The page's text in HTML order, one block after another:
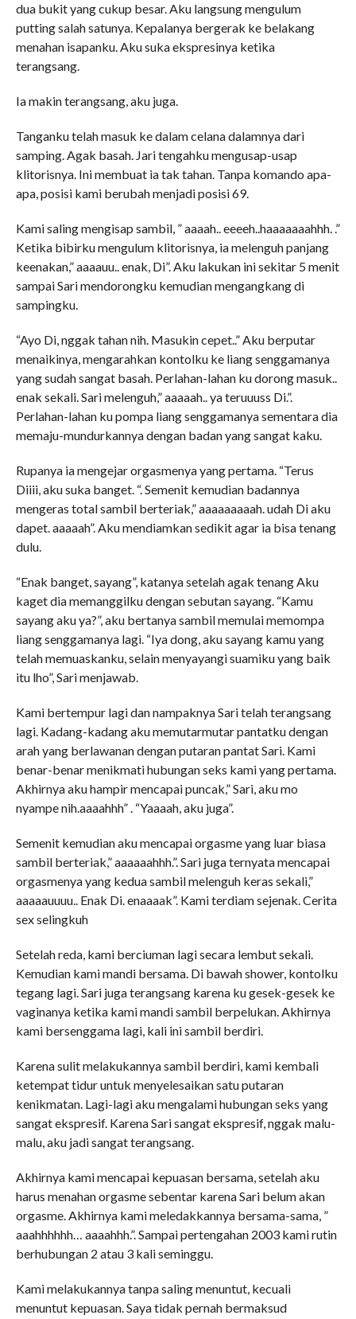
dua bukit yang cukup besar. Aku langsung mengulum
putting salah satunya. Kepalanya bergerak ke belakang
menahan isapanku. Aku suka ekspresinya ketika
terangsang.
Ia makin terangsang, aku juga.
Tanganku telah masuk ke dalam celana dalamnya dari
samping. Agak basah. Jari tengahku mengusap-usap
klitorisnya. Ini membuat ia tak tahan. Tanpa komando apa-
apa, posisi kami berubah menjadi posisi 69.
Kami saling mengisap sambil, ” aaaah.. eeeeh..haaaaaaahhh. .”
Ketika bibirku mengulum klitorisnya, ia melenguh panjang
keenakan,” aaaauu.. enak, Di”. Aku lakukan ini sekitar 5 menit
sampai Sari mendorongku kemudian mengangkang di
sampingku.
“Ayo Di, nggak tahan nih. Masukin cepet..” Aku berputar
menaikinya, mengarahkan kontolku ke liang senggamanya
yang sudah sangat basah. Perlahan-lahan ku dorong masuk..
enak sekali. Sari melenguh,” aaaaah.. ya teruuuss Di.”.
Perlahan-lahan ku pompa liang senggamanya sementara dia
memaju-mundurkannya dengan badan yang sangat kaku.
Rupanya ia mengejar orgasmenya yang pertama. “Terus
Diiii, aku suka banget. “. Semenit kemudian badannya
mengeras total sambil berteriak,” aaaaaaaaah. udah Di aku
dapet. aaaaah”. Aku mendiamkan sedikit agar ia bisa tenang
dulu.
“Enak banget, sayang”, katanya setelah agak tenang Aku
kaget dia memanggilku dengan sebutan sayang. “Kamu
sayang aku ya?”, aku bertanya sambil memulai memompa
liang senggamanya lagi. “Iya dong, aku sayang kamu yang
telah memuaskanku, selain menyayangi suamiku yang baik
itu lho”, Sari menjawab.
Kami bertempur lagi dan nampaknya Sari telah terangsang
lagi. Kadang-kadang aku memutarmutar pantatku dengan
arah yang berlawanan dengan putaran pantat Sari. Kami
benar-benar menikmati hubungan seks kami yang pertama.
Akhirnya aku hampir mencapai puncak,” Sari, aku mo
nyampe nih.aaaahhh” . “Yaaaah, aku juga”.
Semenit kemudian aku mencapai orgasme yang luar biasa
sambil berteriak,” aaaaaahhh.”. Sari juga ternyata mencapai
orgasmenya yang kedua sambil melenguh keras sekali,”
aaaaauuuu.. Enak Di. enaaaak”. Kami terdiam sejenak. Cerita
sex selingkuh
Setelah reda, kami berciuman lagi secara lembut sekali.
Kemudian kami mandi bersama. Di bawah shower, kontolku
tegang lagi. Sari juga terangsang karena ku gesek-gesek ke
vaginanya ketika kami mandi sambil berpelukan. Akhirnya
kami bersenggama lagi, kali ini sambil berdiri.
Karena sulit melakukannya sambil berdiri, kami kembali
ketempat tidur untuk menyelesaikan satu putaran
kenikmatan. Lagi-lagi aku mengalami hubungan seks yang
sangat ekspresif. Karena Sari sangat ekspresif, nggak malu-
malu, aku jadi sangat terangsang.
Akhirnya kami mencapai kepuasan bersama, setelah aku
harus menahan orgasme sebentar karena Sari belum akan
orgasme. Akhirnya kami meledakkannya bersama-sama, ”
aaahhhhhh… aaaahhh.”. Sampai pertengahan 2003 kami rutin
berhubungan 2 atau 3 kali seminggu.
Kami melakukannya tanpa saling menuntut, kecuali
menuntut kepuasan. Saya tidak pernah bermaksud